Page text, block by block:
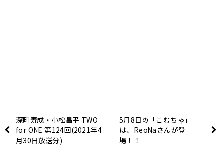
深町寿成・小松昌平 TWO
for ONE 第124回(2021年4
月30日放送分)
5月8日の「こむちゃ」
は、ReoNaさんが登
場！！